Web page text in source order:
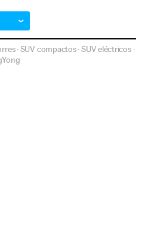
·SUV compactos·SUV eléctricos·